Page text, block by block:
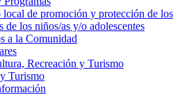
local de promoción y protección de los
de los niños/as y/o adolescentes
a la Comunidad
Recreación y Turismo
Turismo